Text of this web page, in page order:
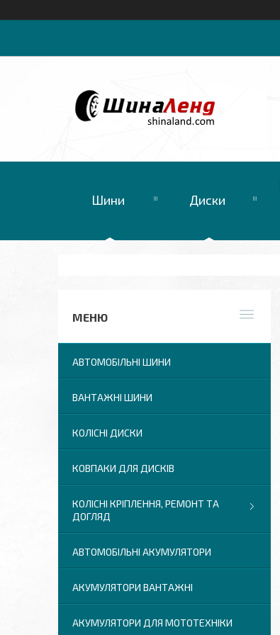
Шини Диски
АВТОМОБІЛЬНІ ШИНИ
ВАНТАЖНІ ШИНИ
КОЛІСНІ ДИСКИ
КОВПАКИ ДЛЯ ДИСКІВ
КОЛІСНІ КРІПЛЕННЯ, РЕМОНТ ТА
ДОГЛЯД
АВТОМОБІЛЬНІ АКУМУЛЯТОРИ
АКУМУЛЯТОРИ ВАНТАЖНІ
АКУМУЛЯТОРИ ДЛЯ МОТОТЕХНІКИ